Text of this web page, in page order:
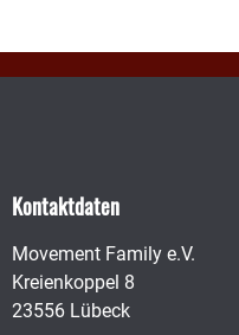
Kontaktdaten
Movement Family e.V.
Kreienkoppel 8
23556 Lübeck